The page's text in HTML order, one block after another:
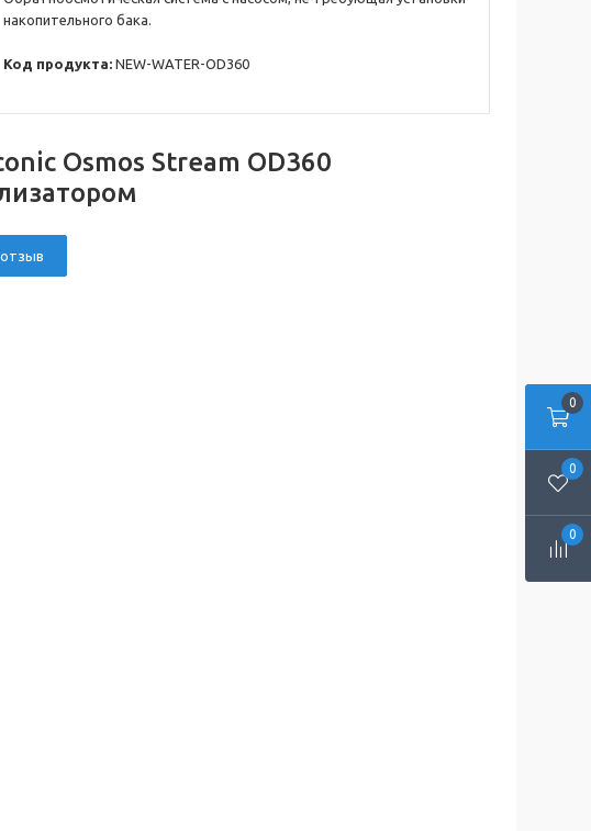
0
0
0
накопительного бака.
Код продукта: NEW-WATER-OD360
Osmos Stream OD360